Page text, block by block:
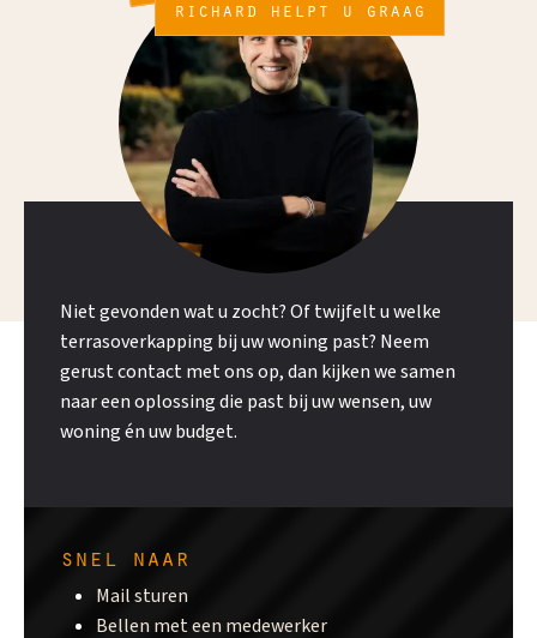
richard helpt u graag
Niet gevonden wat u zocht? Of twijfelt u welke
terrasoverkapping bij uw woning past? Neem
gerust contact met ons op, dan kijken we samen
naar een oplossing die past bij uw wensen, uw
woning én uw budget.
snel naar
Mail sturen
Bellen met een medewerker